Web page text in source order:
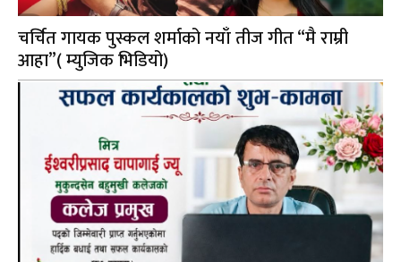
चर्चित गायक पुस्कल शर्माको नयाँ तीज गीत “मै राम्री
आहा”( म्युजिक भिडियो)